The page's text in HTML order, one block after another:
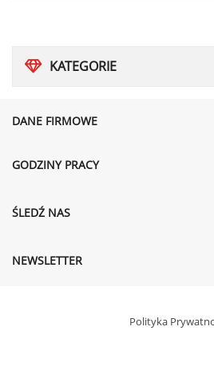
KATEGORIE
DANE FIRMOWE
GODZINY PRACY
ŚLEDŹ NAS
NEWSLETTER
Polityka